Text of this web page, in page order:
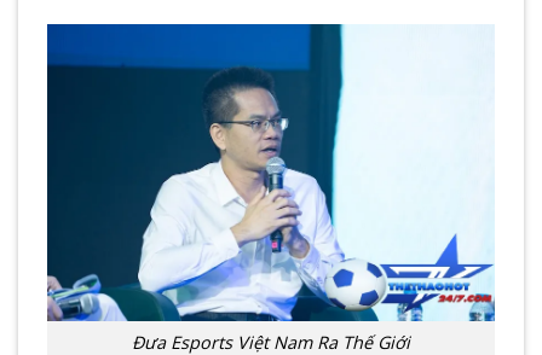
Đưa Esports Việt Nam Ra Thế Giới